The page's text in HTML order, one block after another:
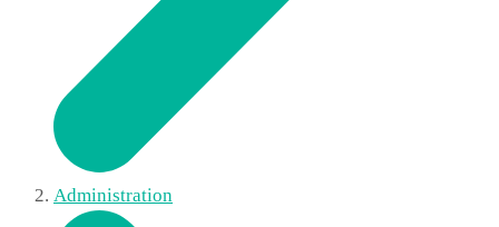
Administration